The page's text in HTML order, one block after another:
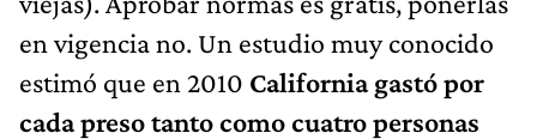
en vigencia no. Un estudio muy conocido
estimó que en 2010 California gastó por
cada preso tanto como cuatro personas